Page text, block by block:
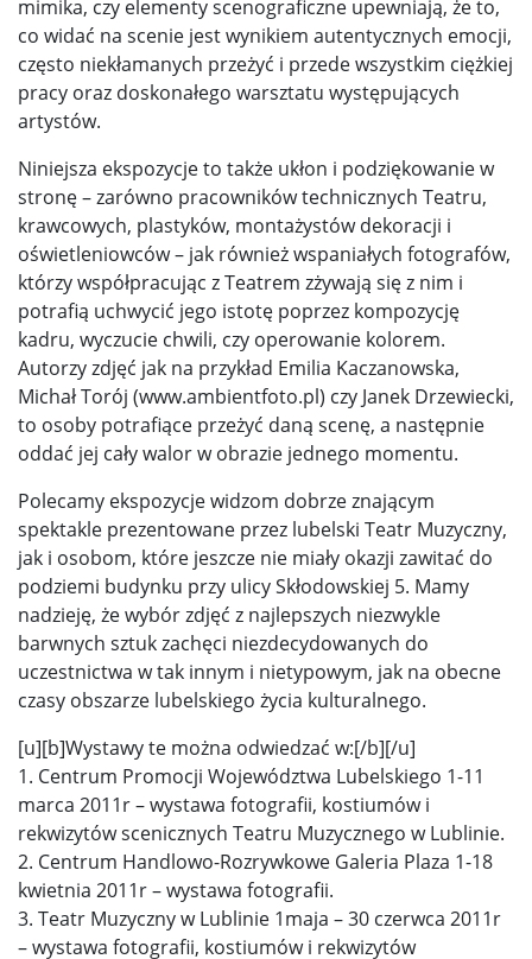
mimika, czy elementy scenograficzne upewniają, że to,
co widać na scenie jest wynikiem autentycznych emocji,
często niekłamanych przeżyć i przede wszystkim ciężkiej
pracy oraz doskonałego warsztatu występujących
artystów.
Niniejsza ekspozycje to także ukłon i podziękowanie w
stronę – zarówno pracowników technicznych Teatru,
krawcowych, plastyków, montażystów dekoracji i
oświetleniowców – jak również wspaniałych fotografów,
którzy współpracując z Teatrem zżywają się z nim i
potrafią uchwycić jego istotę poprzez kompozycję
kadru, wyczucie chwili, czy operowanie kolorem.
Autorzy zdjęć jak na przykład Emilia Kaczanowska,
Michał Torój (www.ambientfoto.pl) czy Janek Drzewiecki,
to osoby potrafiące przeżyć daną scenę, a następnie
oddać jej cały walor w obrazie jednego momentu.
Polecamy ekspozycje widzom dobrze znającym
spektakle prezentowane przez lubelski Teatr Muzyczny,
jak i osobom, które jeszcze nie miały okazji zawitać do
podziemi budynku przy ulicy Skłodowskiej 5. Mamy
nadzieję, że wybór zdjęć z najlepszych niezwykle
barwnych sztuk zachęci niezdecydowanych do
uczestnictwa w tak innym i nietypowym, jak na obecne
czasy obszarze lubelskiego życia kulturalnego.
[u][b]Wystawy te można odwiedzać w:[/b][/u]
1. Centrum Promocji Województwa Lubelskiego 1-11
marca 2011r – wystawa fotografii, kostiumów i
rekwizytów scenicznych Teatru Muzycznego w Lublinie.
2. Centrum Handlowo-Rozrywkowe Galeria Plaza 1-18
kwietnia 2011r – wystawa fotografii.
3. Teatr Muzyczny w Lublinie 1maja – 30 czerwca 2011r
– wystawa fotografii, kostiumów i rekwizytów